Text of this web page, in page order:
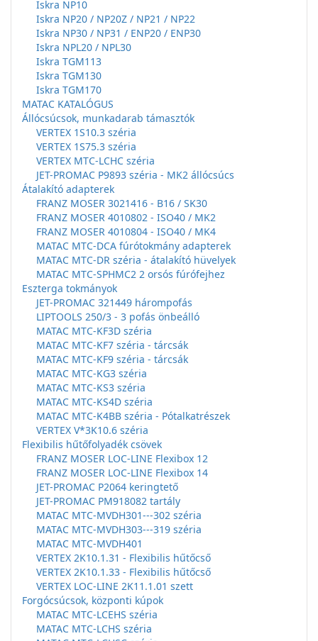
Iskra NP10
Iskra NP20 / NP20Z / NP21 / NP22
Iskra NP30 / NP31 / ENP20 / ENP30
Iskra NPL20 / NPL30
Iskra TGM113
Iskra TGM130
Iskra TGM170
MATAC KATALÓGUS
Állócsúcsok, munkadarab támasztók
VERTEX 1S10.3 széria
VERTEX 1S75.3 széria
VERTEX MTC-LCHC széria
JET-PROMAC P9893 széria - MK2 állócsúcs
Átalakító adapterek
FRANZ MOSER 3021416 - B16 / SK30
FRANZ MOSER 4010802 - ISO40 / MK2
FRANZ MOSER 4010804 - ISO40 / MK4
MATAC MTC-DCA fúrótokmány adapterek
MATAC MTC-DR széria - átalakító hüvelyek
MATAC MTC-SPHMC2 2 orsós fúrófejhez
Eszterga tokmányok
JET-PROMAC 321449 hárompofás
LIPTOOLS 250/3 - 3 pofás önbeálló
MATAC MTC-KF3D széria
MATAC MTC-KF7 széria - tárcsák
MATAC MTC-KF9 széria - tárcsák
MATAC MTC-KG3 széria
MATAC MTC-KS3 széria
MATAC MTC-KS4D széria
MATAC MTC-K4BB széria - Pótalkatrészek
VERTEX V*3K10.6 széria
Flexibilis hűtőfolyadék csövek
FRANZ MOSER LOC-LINE Flexibox 12
FRANZ MOSER LOC-LINE Flexibox 14
JET-PROMAC P2064 keringtető
JET-PROMAC PM918082 tartály
MATAC MTC-MVDH301---302 széria
MATAC MTC-MVDH303---319 széria
MATAC MTC-MVDH401
VERTEX 2K10.1.31 - Flexibilis hűtőcső
VERTEX 2K10.1.33 - Flexibilis hűtőcső
VERTEX LOC-LINE 2K11.1.01 szett
Forgócsúcsok, központi kúpok
MATAC MTC-LCEHS széria
MATAC MTC-LCHS széria